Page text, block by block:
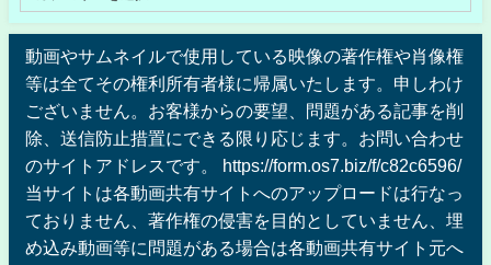
動画やサムネイルで使用している映像の著作権や肖像権
等は全てその権利所有者様に帰属いたします。申しわけ
ございません。お客様からの要望、問題がある記事を削
除、送信防止措置にできる限り応じます。お問い合わせ
のサイトアドレスです。 https://form.os7.biz/f/c82c6596/
当サイトは各動画共有サイトへのアップロードは行なっ
ておりません、著作権の侵害を目的としていません、埋
め込み動画等に問題がある場合は各動画共有サイト元へ